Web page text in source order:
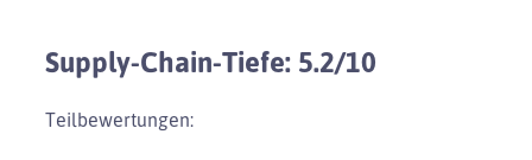
Supply-Chain-Tiefe: 5.2/10
Teilbewertungen: